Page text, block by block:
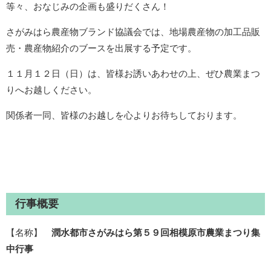
等々、おなじみの企画も盛りだくさん！
さがみはら農産物ブランド協議会では、地場農産物の加工品販
売・農産物紹介のブースを出展する予定です。
１１月１２日（日）は、皆様お誘いあわせの上、ぜひ農業まつ
りへお越しください。
関係者一同、皆様のお越しを心よりお待ちしております。
行事概要
【名称】 潤水都市さがみはら第５９回相模原市農業まつり集
中行事